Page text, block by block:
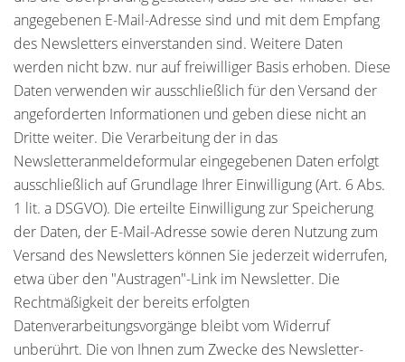
angegebenen E-Mail-Adresse sind und mit dem Empfang
des Newsletters einverstanden sind. Weitere Daten
werden nicht bzw. nur auf freiwilliger Basis erhoben. Diese
Daten verwenden wir ausschließlich für den Versand der
angeforderten Informationen und geben diese nicht an
Dritte weiter. Die Verarbeitung der in das
Newsletteranmeldeformular eingegebenen Daten erfolgt
ausschließlich auf Grundlage Ihrer Einwilligung (Art. 6 Abs.
1 lit. a DSGVO). Die erteilte Einwilligung zur Speicherung
der Daten, der E-Mail-Adresse sowie deren Nutzung zum
Versand des Newsletters können Sie jederzeit widerrufen,
etwa über den "Austragen"-Link im Newsletter. Die
Rechtmäßigkeit der bereits erfolgten
Datenverarbeitungsvorgänge bleibt vom Widerruf
unberührt. Die von Ihnen zum Zwecke des Newsletter-